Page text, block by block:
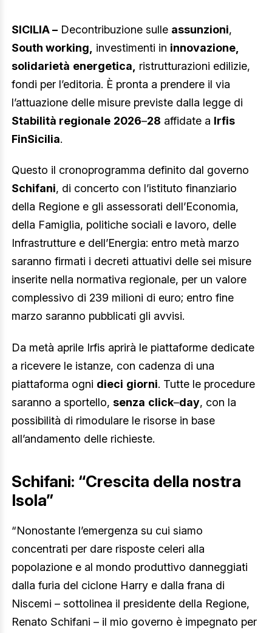
SICILIA – Decontribuzione sulle assunzioni,
South working,
investimenti in innovazione,
solidarietà energetica,
ristrutturazioni edilizie,
fondi per l’editoria. È pronta a prendere il via
l’attuazione delle misure previste dalla legge di
Stabilità regionale 2026–28 affidate a Irfis
FinSicilia.
Questo il cronoprogramma definito dal governo
Schifani, di concerto con l’istituto finanziario
della Regione e gli assessorati dell’Economia,
della Famiglia, politiche sociali e lavoro, delle
Infrastrutture e dell’Energia: entro metà marzo
saranno firmati i decreti attuativi delle sei misure
inserite nella normativa regionale, per un valore
complessivo di 239 milioni di euro; entro fine
marzo saranno pubblicati gli avvisi.
Da metà aprile Irfis aprirà le piattaforme dedicate
a ricevere le istanze, con cadenza di una
piattaforma ogni dieci giorni. Tutte le procedure
saranno a sportello, senza click–day, con la
possibilità di rimodulare le risorse in base
all’andamento delle richieste.
Schifani: “Crescita della nostra
Isola”
“Nonostante l’emergenza su cui siamo
concentrati per dare risposte celeri alla
popolazione e al mondo produttivo danneggiati
dalla furia del ciclone Harry e dalla frana di
Niscemi – sottolinea il presidente della Regione,
Renato Schifani – il mio governo è impegnato per